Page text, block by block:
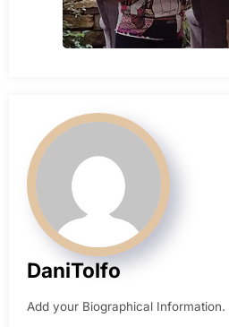
DaniTolfo
Add your Biographical Information.